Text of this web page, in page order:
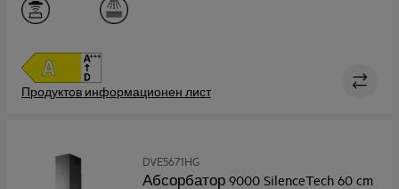
Размер (см)
Ниво на шум, макс./мин (dB)
57 / 45
Продуктов информационен лист
DVE5671HG
Абсорбатор 9000 SilenceTech 60 cm